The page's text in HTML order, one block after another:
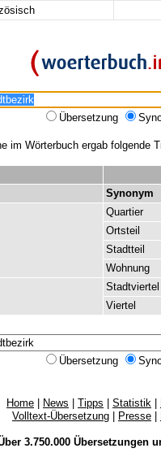
Übersetzung
im Wörterbuch ergab folgende
Synonym
Quartier
Ortsteil
Stadtteil
Wohnung
Stadtviertel
Viertel
Übersetzung
Home News Tipps Statistik
Volltext-Übersetzung
Presse
3.750.000 Übersetzungen